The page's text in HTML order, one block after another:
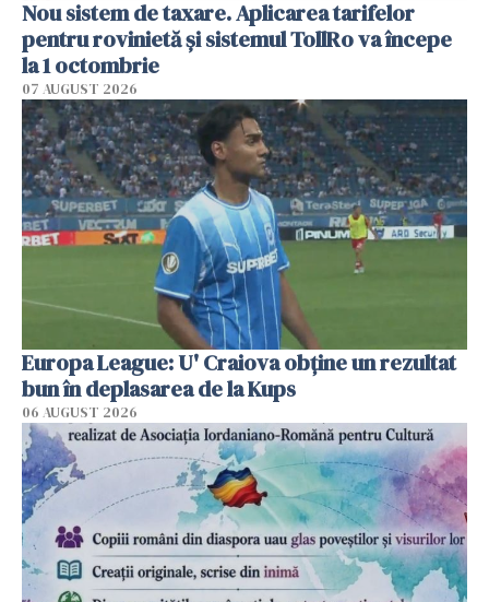
Nou sistem de taxare. Aplicarea tarifelor
pentru rovinietă şi sistemul TollRo va începe
la 1 octombrie
07 AUGUST 2026
Europa League: U' Craiova obține un rezultat
bun în deplasarea de la Kups
06 AUGUST 2026